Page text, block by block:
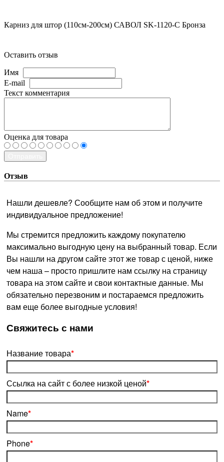
Карниз для штор (110см-200см) САВОЛ SK-1120-C Бронза
Оставить отзыв
Имя
E-mail
Текст комментария
Оценка для товара
Отзыв
Нашли дешевле? Сообщите нам об этом и получите
индивидуальное предложение!
Мы стремится предложить каждому покупателю
максимально выгодную цену на выбранный товар. Если
Вы нашли на другом сайте этот же товар с ценой, ниже
чем наша – просто пришлите нам ссылку на страницу
товара на этом сайте и свои контактные данные. Мы
обязательно перезвоним и постараемся предложить
вам еще более выгодные условия!
­Свяжитесь с нами
Название товара*
Ссылка на сайт с более низкой ценой*
Name*
Phone*